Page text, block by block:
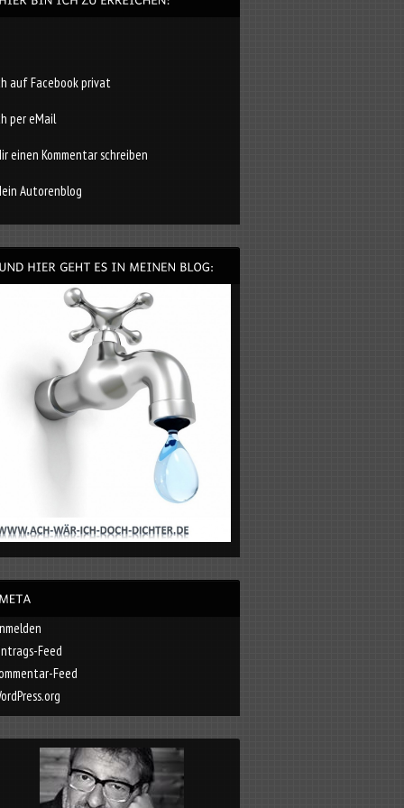
auf Facebook privat
per eMail
einen Kommentar schreiben
Autorenblog
Feed
Feed